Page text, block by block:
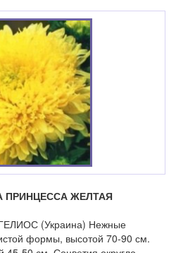
ПРИНЦЕССА ЖЕЛТАЯ
(Украина) Нежные
формы, высотой 70-90 см.